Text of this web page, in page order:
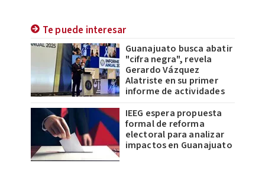
Te puede interesar
Guanajuato busca abatir
"cifra negra", revela
Gerardo Vázquez
Alatriste en su primer
informe de actividades
IEEG espera propuesta
formal de reforma
electoral para analizar
impactos en Guanajuato